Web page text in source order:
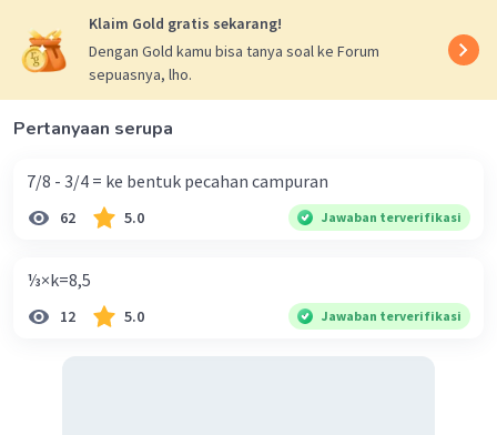
Iklan
Klaim Gold gratis sekarang!
Dengan Gold kamu bisa tanya soal ke Forum
sepuasnya, lho.
Pertanyaan serupa
7/8 - 3/4 = ke bentuk pecahan campuran
62 5.0 Jawaban terverifikasi
⅓×k=8,5
12 5.0 Jawaban terverifikasi